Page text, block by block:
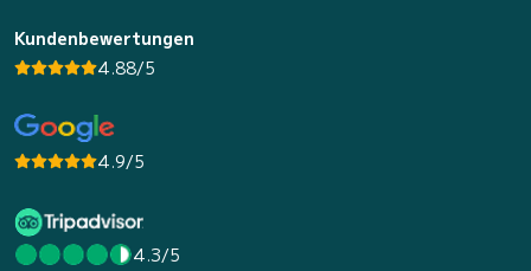
Kundenbewertungen
4.88/5
4.9/5
4.3/5